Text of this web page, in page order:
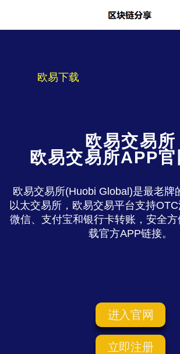
欧易下载
欧易交易所
欧易交易所APP
欧易交易所(Huobi Global)是最老牌
以太交易所，欧易交易平台支持
微信、支付宝和银行卡转账，安全
载官方APP链接。
进入官网
立即注册